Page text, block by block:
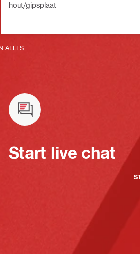
hout/gipsplaat
ALLES
Start live chat